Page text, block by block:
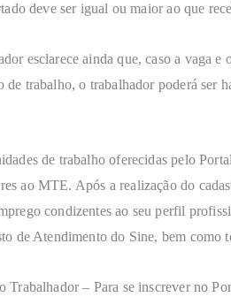
deve ser igual ou maior ao que
esclarece ainda que, caso a vaga
de trabalho, o trabalhador poderá ser
de trabalho oferecidas pelo
ao MTE. Após a realização do
condizentes ao seu perfil
de Atendimento do Sine, bem como
Trabalhador – Para se inscrever no